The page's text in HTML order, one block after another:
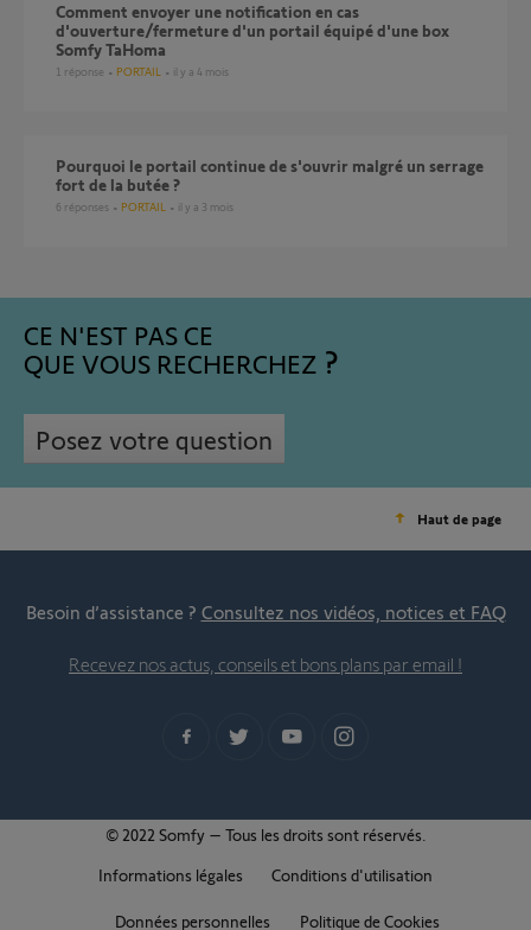
Comment envoyer une notification en cas
d'ouverture/fermeture d'un portail équipé d'une box
Somfy TaHoma
1 réponse PORTAIL il y a 4 mois
Pourquoi le portail continue de s'ouvrir malgré un serrage
fort de la butée ?
6 réponses PORTAIL il y a 3 mois
CE N'EST PAS CE
QUE VOUS RECHERCHEZ
Posez votre question
Haut de page
Besoin d’assistance ? Consultez nos vidéos, notices et FAQ
Recevez nos actus, conseils et bons plans par email !
© 2022 Somfy – Tous les droits sont réservés.
Informations légales
Conditions d'utilisation
Données personnelles Politique de Cookies